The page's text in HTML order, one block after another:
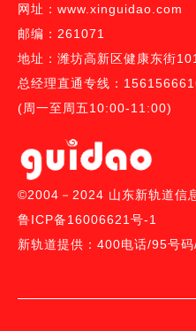
网址：www.xinguidao.com
邮编：261071
地址：潍坊高新区健康东街
总经理直通专线：
(周一至周五10:00-11:00)
©2004－2024 山东新轨道信
鲁ICP备16006621号-1
新轨道提供： 400电话/95号